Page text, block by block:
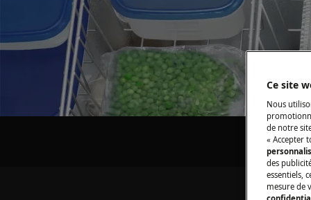
Ce site
Nous
de notre
« Accepter
des
essentiels,
mesure de